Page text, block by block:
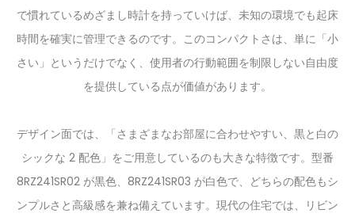
で慣れているめざまし時計を持っていけば、未知の環境でも起床
時間を確実に管理できるのです。このコンパクトさは、単に「小
さい」というだけでなく、使用者の行動範囲を制限しない自由度
を提供している点が価値があります。
デザイン面では、「さまざまなお部屋に合わせやすい、黒と白の
シックな 2 配色」をご用意しているのも大きな特徴です。型番
8RZ241SR02 が黒色、8RZ241SR03 が白色で、どちらの配色もシ
ンプルさと高級感を兼ね備えています。現代の住宅では、リビン